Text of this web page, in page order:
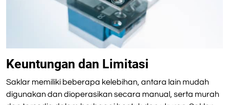
Keuntungan dan Limitasi
Saklar memiliki beberapa kelebihan, antara lain mudah
digunakan dan dioperasikan secara manual, serta murah